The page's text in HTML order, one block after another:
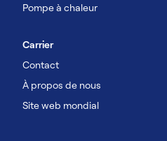
Pompe à chaleur
Carrier
Contact
À propos de nous
Site web mondial